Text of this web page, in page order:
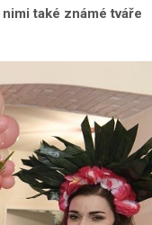
také známé tváře